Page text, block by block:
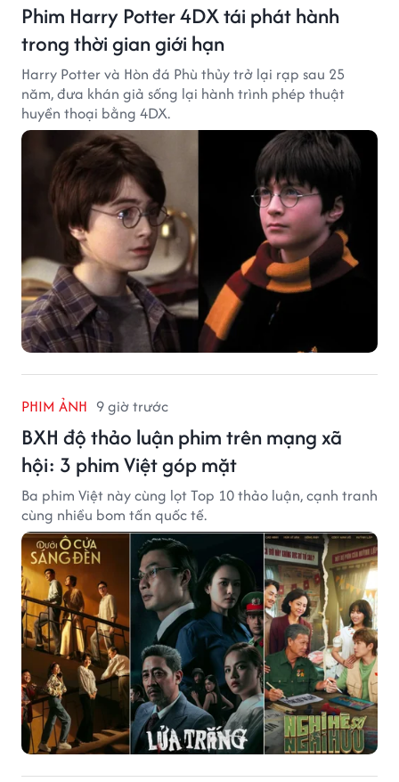
Phim Harry Potter 4DX tái phát hành
trong thời gian giới hạn
Harry Potter và Hòn đá Phù thủy trở lại rạp sau 25
năm, đưa khán giả sống lại hành trình phép thuật
huyền thoại bằng 4DX.
PHIM ẢNH 9 giờ trước
BXH độ thảo luận phim trên mạng xã
hội: 3 phim Việt góp mặt
Ba phim Việt này cùng lọt Top 10 thảo luận, cạnh tranh
cùng nhiều bom tấn quốc tế.